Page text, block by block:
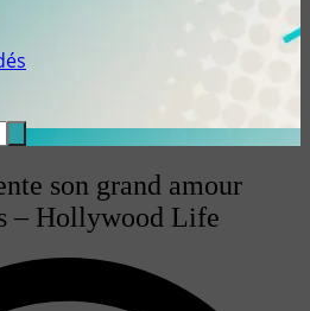
son grand amour
– Hollywood Life